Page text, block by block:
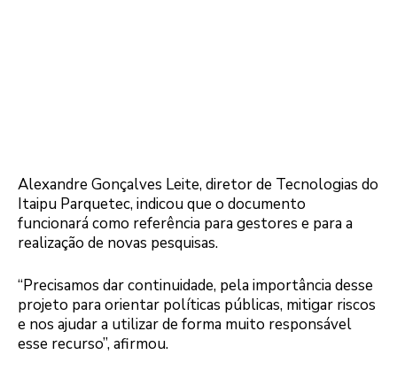
Alexandre Gonçalves Leite, diretor de Tecnologias do
Itaipu Parquetec, indicou que o documento
funcionará como referência para gestores e para a
realização de novas pesquisas.
“Precisamos dar continuidade, pela importância desse
projeto para orientar políticas públicas, mitigar riscos
e nos ajudar a utilizar de forma muito responsável
esse recurso”, afirmou.